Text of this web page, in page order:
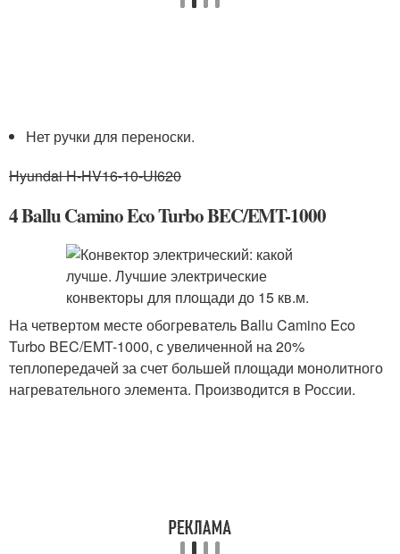
Нет ручки для переноски.
Hyundai H-HV16-10-UI620
4 Ballu Camino Eco Turbo BEC/EMT-1000
На четвертом месте обогреватель Ballu Camino Eco
Turbo BEC/EMT-1000, с увеличенной на 20%
теплопередачей за счет большей площади монолитного
нагревательного элемента. Производится в России.